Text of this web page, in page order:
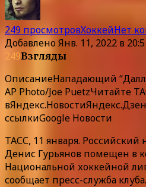
249 просмотровХоккейНет
ДобавленоЯнв. 11, 2022 в
249Взгляды
ОписаниеНападающий
AP Photo/Joe PuetzЧитайте
вЯндекс.НовостиЯндекс.Дзен
ссылкиGoogle Новости
ТАСС, 11 января.
Денис Гурьянов помещен в
Национальной хоккейной
сообщает пресс-служба клуба.